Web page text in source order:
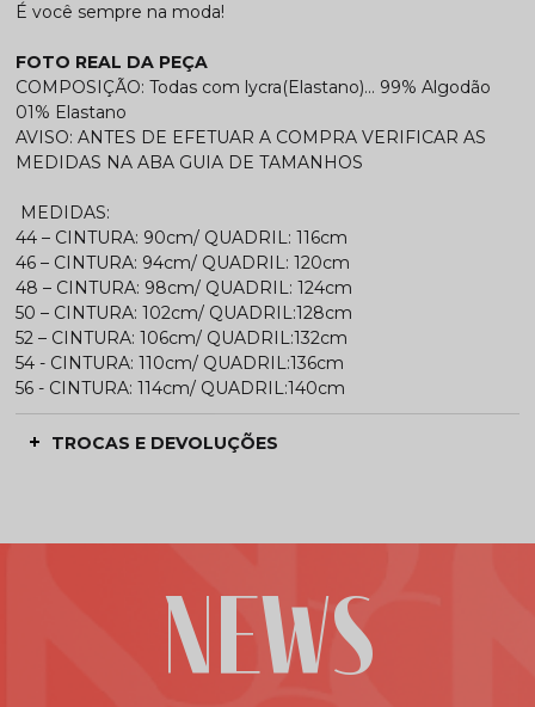
É você sempre na moda!
FOTO REAL DA PEÇA
COMPOSIÇÃO: Todas com lycra(Elastano)... 99% Algodão
01% Elastano
AVISO: ANTES DE EFETUAR A COMPRA VERIFICAR AS
MEDIDAS NA ABA GUIA DE TAMANHOS
MEDIDAS:
44 – CINTURA: 90cm/ QUADRIL: 116cm
46 – CINTURA: 94cm/ QUADRIL: 120cm
48 – CINTURA: 98cm/ QUADRIL: 124cm
50 – CINTURA: 102cm/ QUADRIL:128cm
52 – CINTURA: 106cm/ QUADRIL:132cm
54 - CINTURA: 110cm/ QUADRIL:136cm
56 - CINTURA: 114cm/ QUADRIL:140cm
TROCAS E DEVOLUÇÕES
NEWS